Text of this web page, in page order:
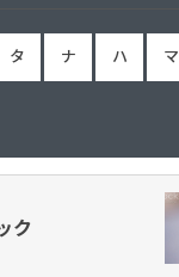
タ ナ ハ マ
ク